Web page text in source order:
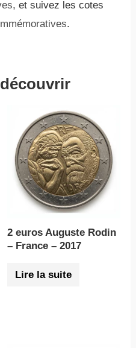
, et suivez les cotes
.
2 euros Auguste Rodin
– France – 2017
Lire la suite